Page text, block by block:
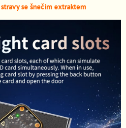
se šnečím extraktem